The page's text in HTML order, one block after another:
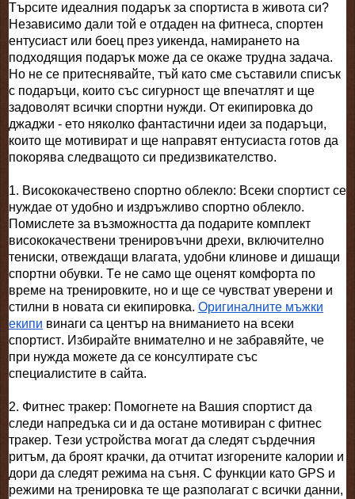
Търсите идеалния подарък за спортиста в живота си?
Независимо дали той е отдаден на фитнеса, спортен
ентусиаст или боец през уикенда, намирането на
подходящия подарък може да се окаже трудна задача.
Но не се притеснявайте, тъй като сме съставили списък
с подаръци, които със сигурност ще впечатлят и ще
задоволят всички спортни нужди. От екипировка до
джаджи - ето няколко фантастични идеи за подаръци,
които ще мотивират и ще направят ентусиаста готов да
покорява следващото си предизвикателство.
1. Висококачествено спортно облекло: Всеки спортист се
нуждае от удобно и издръжливо спортно облекло.
Помислете за възможността да подарите комплект
висококачествени тренировъчни дрехи, включително
тениски, отвеждащи влагата, удобни клинове и дишащи
спортни обувки. Те не само ще оценят комфорта по
време на тренировките, но и ще се чувстват уверени и
стилни в новата си екипировка. Оригиналните мъжки
екипи винаги са център на вниманието на всеки
спортист. Избирайте внимателно и не забравяйте, че
при нужда можете да се консултирате със
специалистите в сайта.
2. Фитнес тракер: Помогнете на Вашия спортист да
следи напредъка си и да остане мотивиран с фитнес
тракер. Тези устройства могат да следят сърдечния
ритъм, да броят крачки, да отчитат изгорените калории и
дори да следят режима на съня. С функции като GPS и
режими на тренировка те ще разполагат с всички данни,